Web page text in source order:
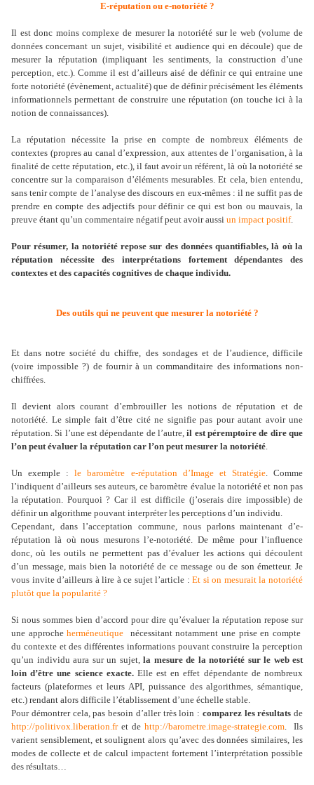
E-réputation ou e-notoriété ?
Il est donc moins complexe de mesurer la notoriété sur le web (volume de
données concernant un sujet, visibilité et audience qui en découle) que de
mesurer la réputation (impliquant les sentiments, la construction d’une
perception, etc.). Comme il est d’ailleurs aisé de définir ce qui entraine une
forte notoriété (évènement, actualité) que de définir précisément les éléments
informationnels permettant de construire une réputation (on touche ici à la
notion de connaissances).
La réputation nécessite la prise en compte de nombreux éléments de
contextes (propres au canal d’expression, aux attentes de l’organisation, à la
finalité de cette réputation, etc.), il faut avoir un référent, là où la notoriété se
concentre sur la comparaison d’éléments mesurables. Et cela, bien entendu,
sans tenir compte de l’analyse des discours en eux-mêmes : il ne suffit pas de
prendre en compte des adjectifs pour définir ce qui est bon ou mauvais, la
preuve étant qu’un commentaire négatif peut avoir aussi un impact positif.
Pour résumer, la notoriété repose sur des données quantifiables, là où la
réputation nécessite des interprétations fortement dépendantes des
contextes et des capacités cognitives de chaque individu.
Des outils qui ne peuvent que mesurer la notoriété ?
Et dans notre société du chiffre, des sondages et de l’audience, difficile
(voire impossible ?) de fournir à un commanditaire des informations non-
chiffrées.
Il devient alors courant d’embrouiller les notions de réputation et de
notoriété. Le simple fait d’être cité ne signifie pas pour autant avoir une
réputation. Si l’une est dépendante de l’autre,il est péremptoire de dire que
l’on peut évaluer la réputation car l’on peut mesurer la notoriété.
Un exemple :le baromètre e-réputation d’Image et Stratégie. Comme
l’indiquent d’ailleurs ses auteurs, ce baromètre évalue la notoriété et non pas
la réputation. Pourquoi ? Car il est difficile (j’oserais dire impossible) de
définir un algorithme pouvant interpréter les perceptions d’un individu.
Cependant, dans l’acceptation commune, nous parlons maintenant d’e-
réputation là où nous mesurons l’e-notoriété. De même pour l’influence
donc, où les outils ne permettent pas d’évaluer les actions qui découlent
d’un message, mais bien la notoriété de ce message ou de son émetteur. Je
vous invite d’ailleurs à lire à ce sujet l’article :Et si on mesurait la notoriété
plutôt que la popularité ?
Si nous sommes bien d’accord pour dire qu’évaluer la réputation repose sur
une approcheherméneutique nécessitant notamment une prise en compte
du contexte et des différentes informations pouvant construire la perception
qu’un individu aura sur un sujet, la mesure de la notoriété sur le web est
loin d’être une science exacte.Elle est en effet dépendante de nombreux
facteurs (plateformes et leurs API, puissance des algorithmes, sémantique,
etc.) rendant alors difficile l’établissement d’une échelle stable.
Pour démontrer cela, pas besoin d’aller très loin : comparez les résultats de
http://politivox.liberation.fret de http://barometre.image-strategie.com. Ils
varient sensiblement, et soulignent alors qu’avec des données similaires, les
modes de collecte et de calcul impactent fortement l’interprétation possible
des résultats…